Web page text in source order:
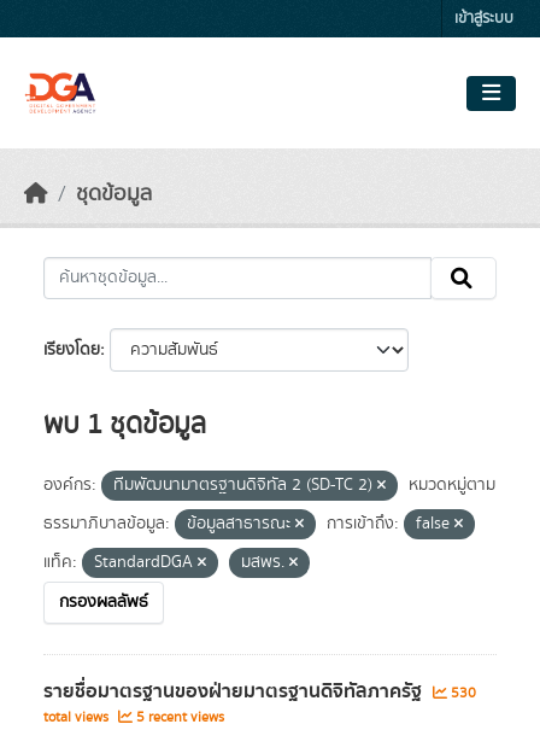
เข้าสู่ระบบ
ชุดข้อมูล
เรียงโดย
พบ 1 ชุดข้อมูล
องค์กร: ทีมพัฒนามาตรฐานดิจิทัล 2 (SD-TC 2)
หมวดหมู่ตาม
ธรรมาภิบาลข้อมูล:
ข้อมูลสาธารณะ การเข้าถึง:
false
แท็ค:
StandardDGA
มสพร.
กรองผลลัพธ์
รายชื่อมาตรฐานของฝ่ายมาตรฐานดิจิทัลภาครัฐ
530
total views
5 recent views